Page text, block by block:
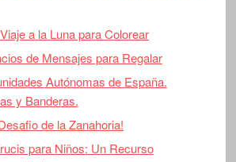
a la Luna para Colorear
de Mensajes para Regalar
Autónomas de España.
y Banderas.
de la Zanahoria!
para Niños: Un Recurso